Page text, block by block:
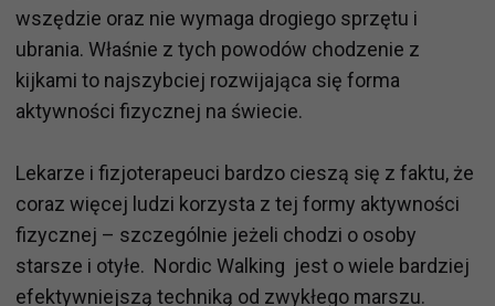
wszędzie oraz nie wymaga drogiego sprzętu i
ubrania. Właśnie z tych powodów chodzenie z
kijkami to najszybciej rozwijająca się forma
aktywności fizycznej na świecie.
Lekarze i fizjoterapeuci bardzo cieszą się z faktu, że
coraz więcej ludzi korzysta z tej formy aktywności
fizycznej – szczególnie jeżeli chodzi o osoby
starsze i otyłe. Nordic Walking jest o wiele bardziej
efektywniejszą techniką od zwykłego marszu.